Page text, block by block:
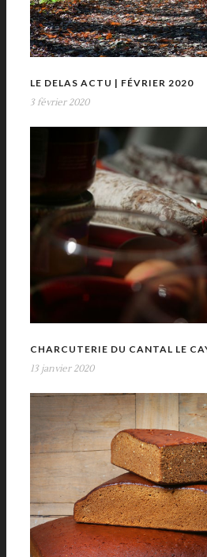
LE DELAS ACTU | FÉVRIER 2020
3 février 2020
CHARCUTERIE DU CANTAL LE
13 janvier 2020